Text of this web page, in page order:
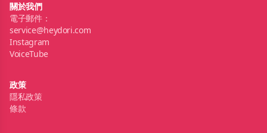
關於我們
電子郵件：
service@heydori.com
Instagram
VoiceTube
政策
隱私政策
條款